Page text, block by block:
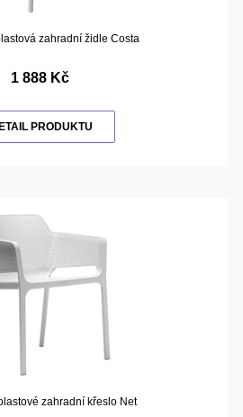
zahradní židle Costa
1 888 Kč
PRODUKTU
zahradní křeslo Net